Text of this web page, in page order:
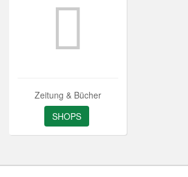
Zeitung & Bücher
SHOPS